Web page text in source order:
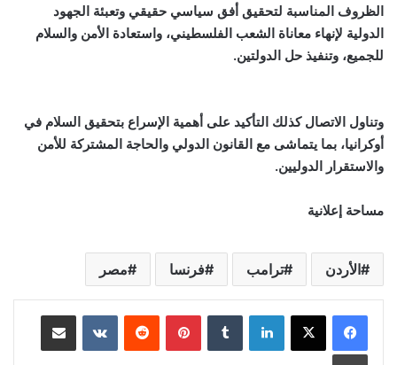
الظروف المناسبة لتحقيق أفق سياسي حقيقي وتعبئة الجهود
الدولية لإنهاء معاناة الشعب الفلسطيني، واستعادة الأمن والسلام
للجميع، وتنفيذ حل الدولتين.
وتناول الاتصال كذلك التأكيد على أهمية الإسراع بتحقيق السلام في
أوكرانيا، بما يتماشى مع القانون الدولي والحاجة المشتركة للأمن
والاستقرار الدوليين.
مساحة إعلانية
الأردن ترامب فرنسا مصر
لينكدإن بينتيريست ‏VKontakte